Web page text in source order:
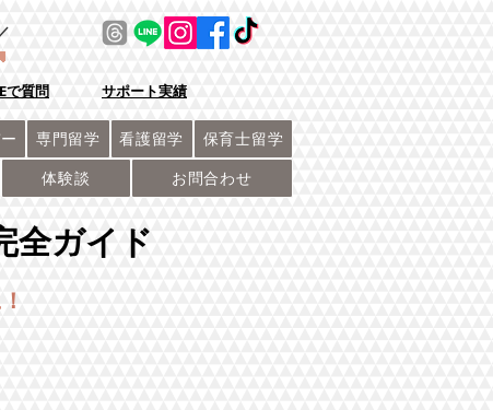
で質問 サポート実績
専門留学 看護留学
保育士留学
体験談 お問合わせ
全ガイド